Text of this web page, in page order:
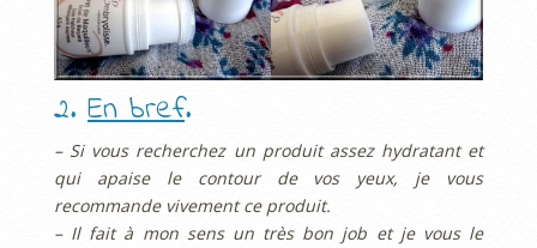
2. En bref.
– Si vous recherchez un produit assez hydratant et
qui apaise le contour de vos yeux, je vous
recommande vivement ce produit.
– Il fait à mon sens un très bon job et je vous le